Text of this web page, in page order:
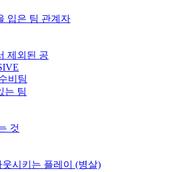
입은 팀 관계자
제외된 공
비팀
는 팀
것
시키는 플레이 (병살)